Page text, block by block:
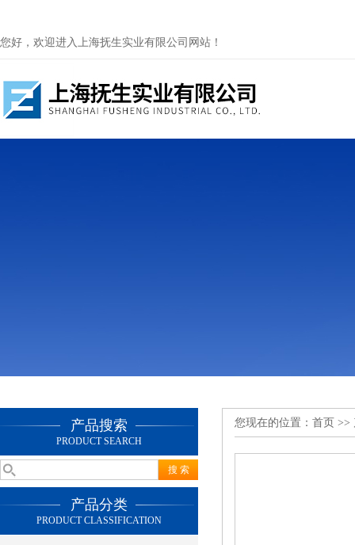
您好，欢迎进入上海抚生实业有限公司网站！
产品搜索
PRODUCT SEARCH
产品分类
PRODUCT CLASSIFICATION
您现在的位置： 首页 >>